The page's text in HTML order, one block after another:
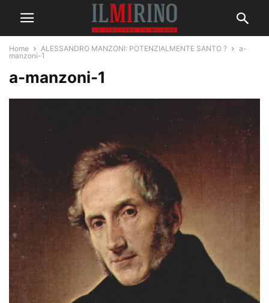
Home ALESSANDRO MANZONI: POTENZIALMENTE SANTO ?
a-
manzoni-1
a-manzoni-1